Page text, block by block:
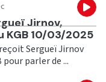
Jirnov,
KGB 10/03/2025
Sergueï Jirnov
parler de ...